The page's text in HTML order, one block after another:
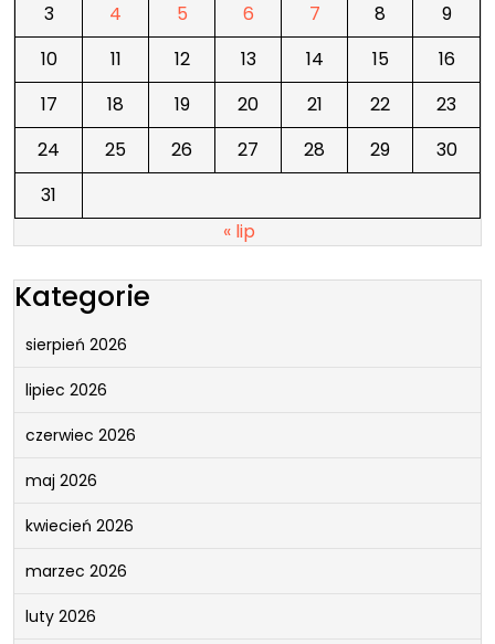
3
4 5 6 7 8
9
10
11 12 13 14 15
16
17
18 19 20 21 22
23
24
25 26 27 28 29
30
31
« lip
Kategorie
sierpień 2026
lipiec 2026
czerwiec 2026
maj 2026
kwiecień 2026
marzec 2026
luty 2026